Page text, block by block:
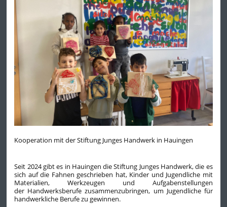
Kooperation mit der Stiftung Junges Handwerk in Hauingen
Seit 2024 gibt es in Hauingen die Stiftung Junges Handwerk, die es
sich auf die Fahnen geschrieben hat, Kinder und Jugendliche mit
Materialien, Werkzeugen und Aufgabenstellungen
der Handwerksberufe zusammenzubringen, um Jugendliche für
handwerkliche Berufe zu gewinnen.